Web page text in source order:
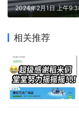
2024年2月1日 上午
相关推荐